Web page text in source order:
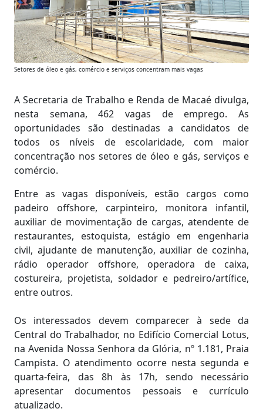
Setores de óleo e gás, comércio e serviços concentram mais vagas
A Secretaria de Trabalho e Renda de Macaé divulga,
nesta semana, 462 vagas de emprego. As
oportunidades são destinadas a candidatos de
todos os níveis de escolaridade, com maior
concentração nos setores de óleo e gás, serviços e
comércio.
Entre as vagas disponíveis, estão cargos como
padeiro offshore, carpinteiro, monitora infantil,
auxiliar de movimentação de cargas, atendente de
restaurantes, estoquista, estágio em engenharia
civil, ajudante de manutenção, auxiliar de cozinha,
rádio operador offshore, operadora de caixa,
costureira, projetista, soldador e pedreiro/artífice,
entre outros.
Os interessados devem comparecer à sede da
Central do Trabalhador, no Edifício Comercial Lotus,
na Avenida Nossa Senhora da Glória, nº 1.181, Praia
Campista. O atendimento ocorre nesta segunda e
quarta-feira, das 8h às 17h, sendo necessário
apresentar documentos pessoais e currículo
atualizado.